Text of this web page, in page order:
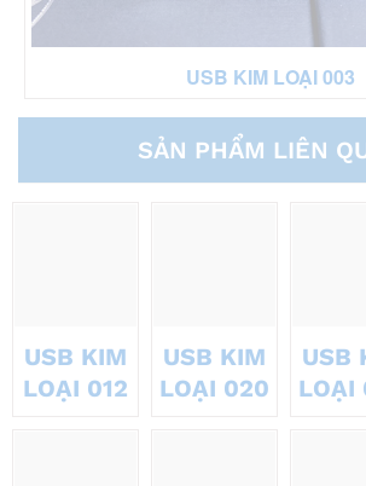
USB KIM LOẠI 003
SẢN PHẨM LIÊN
USB KIM
LOẠI 012
USB KIM
LOẠI 020
USB
LOẠI